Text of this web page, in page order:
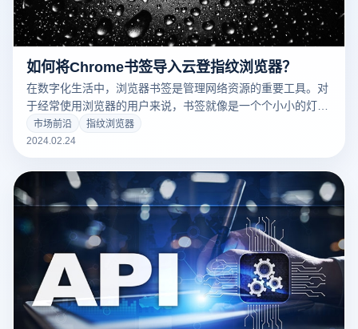
如何将Chrome书签导入云登指纹浏览器？
在数字化生活中，浏览器书签是管理网络资源的重要工具。对
于经常使用浏览器的用户来说，书签就像是一个个小小的灯
塔，指引我们快速找到需要的信息。然而，当我们决定从传统
浏览器转向更加注重隐私保护的指纹浏览器时，如何将这些宝
贵的书签一并带入新的浏览环境呢？以云登指纹浏览器为例，
本文将为您详细解答如何轻松导入Chrome书签。
市场前沿
指纹浏览器
2024.02.24